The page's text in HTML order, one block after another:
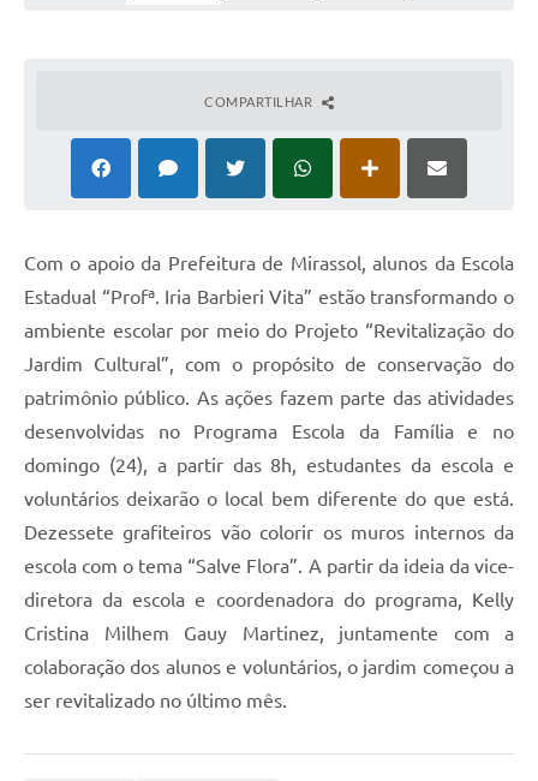
COMPARTILHAR
Com o apoio da Prefeitura de Mirassol, alunos da Escola
Estadual “Profª. Iria Barbieri Vita” estão transformando o
ambiente escolar por meio do Projeto “Revitalização do
Jardim Cultural”, com o propósito de conservação do
patrimônio público. As ações fazem parte das atividades
desenvolvidas no Programa Escola da Família e no
domingo (24), a partir das 8h, estudantes da escola e
voluntários deixarão o local bem diferente do que está.
Dezessete grafiteiros vão colorir os muros internos da
escola com o tema “Salve Flora”. A partir da ideia da vice-
diretora da escola e coordenadora do programa, Kelly
Cristina Milhem Gauy Martinez, juntamente com a
colaboração dos alunos e voluntários, o jardim começou a
ser revitalizado no último mês.